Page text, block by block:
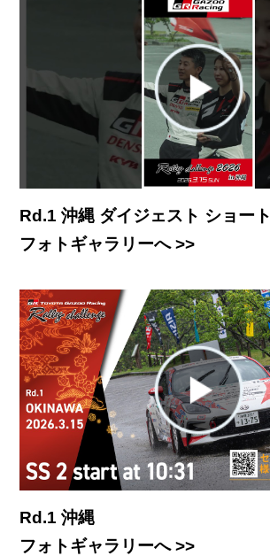
Rd.1 沖縄 ダイジェスト ショート
フォトギャラリーへ >>
Rd.1 沖縄
フォトギャラリーへ >>